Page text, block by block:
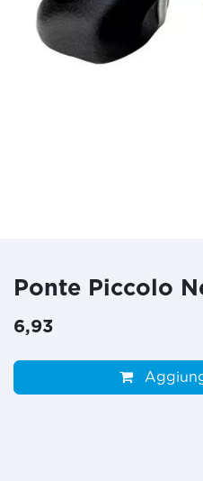
Ponte Piccolo
6,93